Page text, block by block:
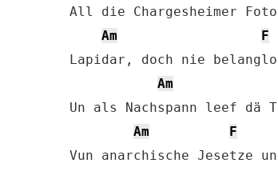
All die Chargesheimer
Am
F
Lapidar, doch nie
Am
Un als Nachspann leef dä
Am
F
Vun anarchische Jesetze